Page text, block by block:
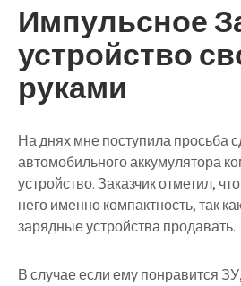
Импульсное
устройство
руками
На днях мне поступила просьба
автомобильного аккумулятора
устройство. Заказчик отметил,
него именно компактность, так
зарядные устройства продавать.
В случае если ему понравится